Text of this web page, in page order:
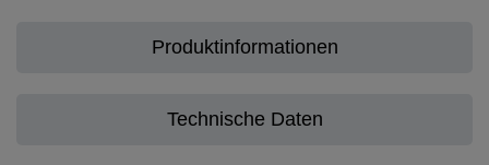
Produktinformationen
Technische Daten